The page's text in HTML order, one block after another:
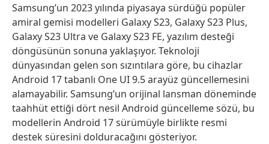
Samsung’un 2023 yılında piyasaya sürdüğü popüler
amiral gemisi modelleri Galaxy S23, Galaxy S23 Plus,
Galaxy S23 Ultra ve Galaxy S23 FE, yazılım desteği
döngüsünün sonuna yaklaşıyor. Teknoloji
dünyasından gelen son sızıntılara göre, bu cihazlar
Android 17 tabanlı One UI 9.5 arayüz güncellemesini
alamayabilir. Samsung’un orijinal lansman döneminde
taahhüt ettiği dört nesil Android güncelleme sözü, bu
modellerin Android 17 sürümüyle birlikte resmi
destek süresini dolduracağını gösteriyor.